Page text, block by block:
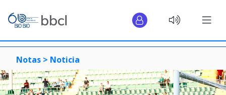
Notas > Noticia